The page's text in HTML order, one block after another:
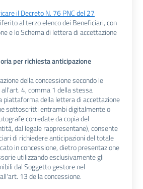
il Decreto N. 76 PNC del 27
al terzo elenco dei Beneficiari, con
e lo Schema di lettera di accettazione
per richiesta anticipazione
della concessione secondo le
4, comma 1 della stessa
piattaforma della lettera di accettazione
sottoscritti entrambi digitalmente o
corredate da copia del
dal legale rappresentane), consente
di richiedere anticipazioni del totale
in concessione, dietro presentazione
utilizzando esclusivamente gli
dal Soggetto gestore nel
13 della concessione.